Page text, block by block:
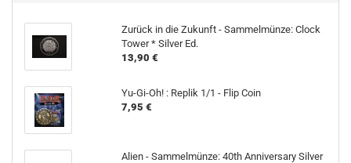
Zurück in die Zukunft - Sammelmünze: Clock
Tower * Silver Ed.
13,90 €
Yu-Gi-Oh! : Replik 1/1 - Flip Coin
7,95 €
Alien - Sammelmünze: 40th Anniversary Silver